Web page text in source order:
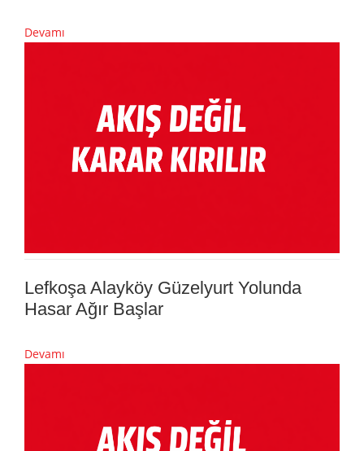
Devamı
Lefkoşa Alayköy Güzelyurt Yolunda
Hasar Ağır Başlar
Devamı